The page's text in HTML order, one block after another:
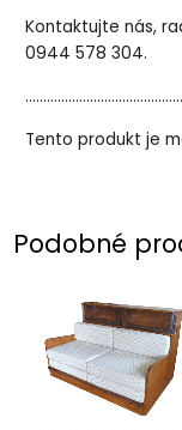
Kontaktujte nás,
0944 578 304.
Tento produkt je
Podobné